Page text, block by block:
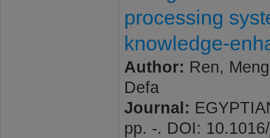
processing
knowledge-
Author: Ren,
Defa
Journal:
pp. -. DOI: